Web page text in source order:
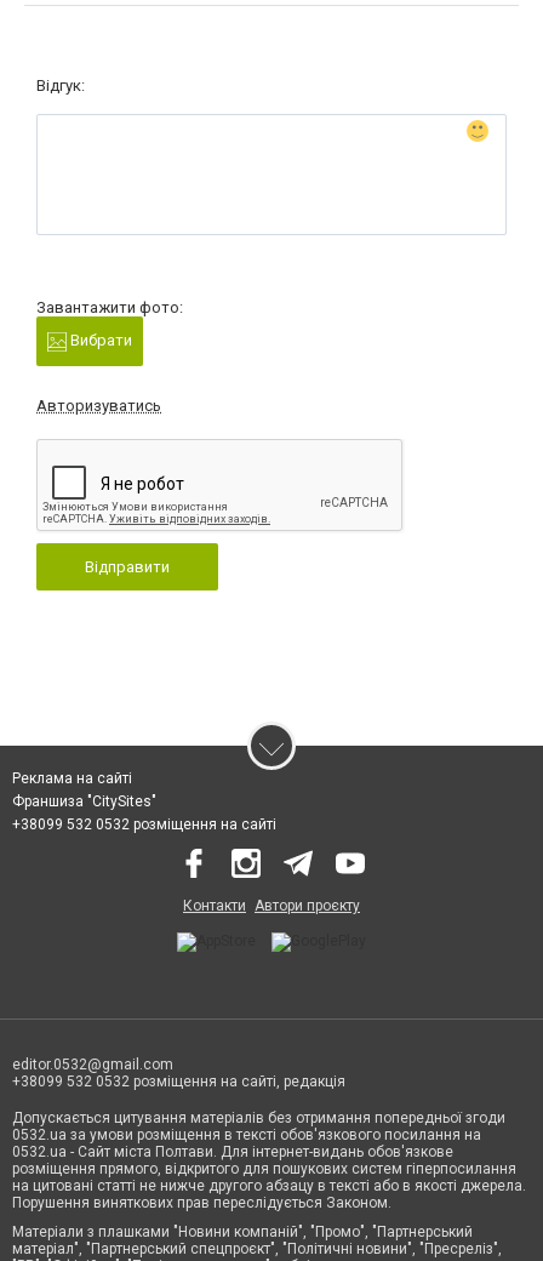
Відгук:
Завантажити фото:
Вибрати
Авторизуватись
Відправити
Реклама на сайті
Франшиза "CitySites"
+38099 532 0532 розміщення на сайті
Контакти Автори проєкту
editor.0532@gmail.com
+38099 532 0532 розміщення на сайті, редакція
Допускається цитування матеріалів без отримання попередньої згоди
0532.ua за умови розміщення в тексті обов'язкового посилання на
0532.ua - Сайт міста Полтави. Для інтернет-видань обов'язкове
розміщення прямого, відкритого для пошукових систем гіперпосилання
на цитовані статті не нижче другого абзацу в тексті або в якості джерела.
Порушення виняткових прав переслідується Законом.
Матеріали з плашками "Новини компаній", "Промо", "Партнерський
матеріал", "Партнерський спецпроєкт", "Політичні новини", "Пресреліз",